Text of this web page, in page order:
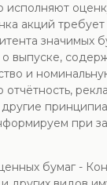
исполняют
акций требует
значимых
о выпуске,
и
при
бумаг -